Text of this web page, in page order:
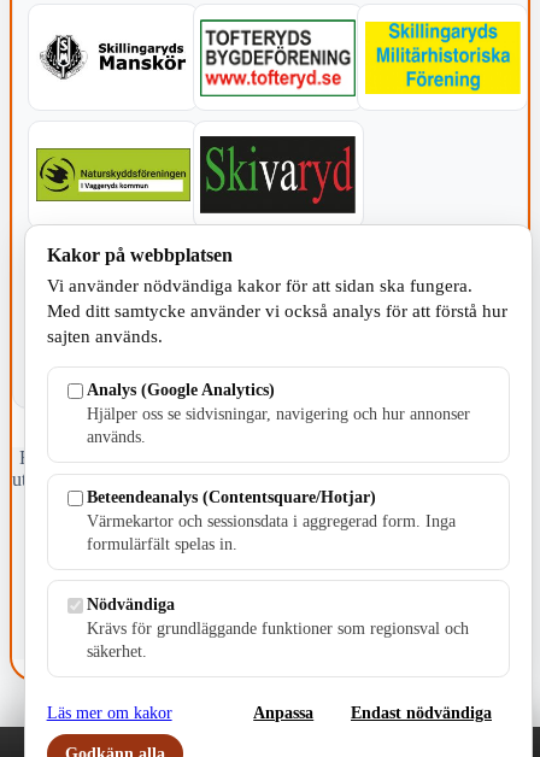
KOMMUNEN
Fristående webbtidningsföretag grundat 1991 som sedan 2002 ger
ut tidningen Skillingaryd.nu och 2010 lanserades Värnamo.nu. Från
april 2026 omfattar Skillingaryd.nu tre kommuner: Gnosjö,
Värnamo och Vaggeryds kommun.
E-post: redaktionen@skillingaryd.nu
Postadress: Gisslaköp 1, 568 92 Skillingaryd
Kakor på webbplatsen
Vi använder nödvändiga kakor för att sidan ska fungera.
Med ditt samtycke använder vi också analys för att förstå hur
sajten används.
Analys (Google Analytics)
Hjälper oss se sidvisningar, navigering och hur annonser
används.
Beteendeanalys (Contentsquare/Hotjar)
Värmekartor och sessionsdata i aggregerad form. Inga
formulärfält spelas in.
Nödvändiga
Krävs för grundläggande funktioner som regionsval och
säkerhet.
Läs mer om kakor Anpassa Endast nödvändiga